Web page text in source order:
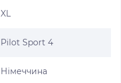
XL
Pilot Sport 4
Німеччина